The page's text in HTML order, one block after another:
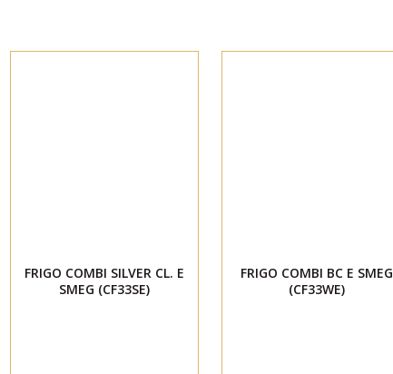
FRIGO COMBI SILVER CL. E
SMEG (CF33SE)
FRIGO COMBI BC E SMEG
(CF33WE)